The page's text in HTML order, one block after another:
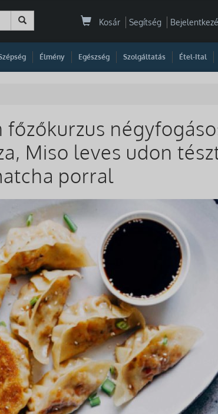
Kosár Segítség
Élmény Egészség Szolgáltatás Étel-Ital
főzőkurzus
Miso leves udon
porral